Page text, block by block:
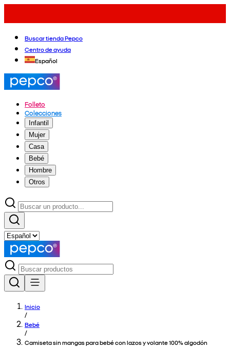
Buscar tienda Pepco
Centro de ayuda
Español
Folleto
Colecciones
Infantil
Mujer
Casa
Bebé
Hombre
Otros
Inicio
/
Bebé
/
Camiseta sin mangas para bebé con lazos y volante 100% algodón